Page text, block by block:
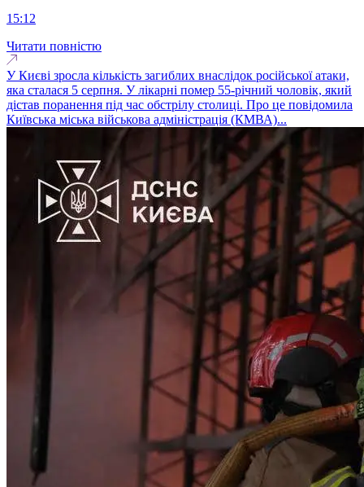
15:12
Читати повністю
У Києві зросла кількість загиблих внаслідок російської атаки,
яка сталася 5 серпня. У лікарні помер 55-річний чоловік, який
дістав поранення під час обстрілу столиці. Про це повідомила
Київська міська військова адміністрація (КМВА)...